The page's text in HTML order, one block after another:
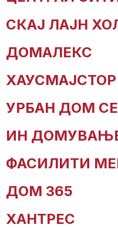
СКАЈ ЛАЈН
ДОМАЛЕКС
УРБАН ДОМ
ИН
ФАСИЛИТИ
ДОМ 365
ХАНТРЕС